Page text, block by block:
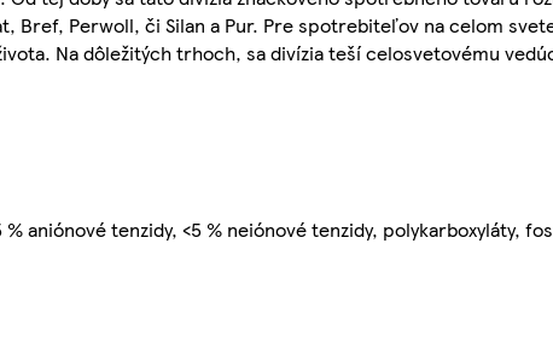
Bref, Perwoll, či Silan a Pur. Pre spotrebiteľov na celom
Na dôležitých trhoch, sa divízia teší celosvetovému
aniónové tenzidy, <5 % neiónové tenzidy, polykarboxyláty,